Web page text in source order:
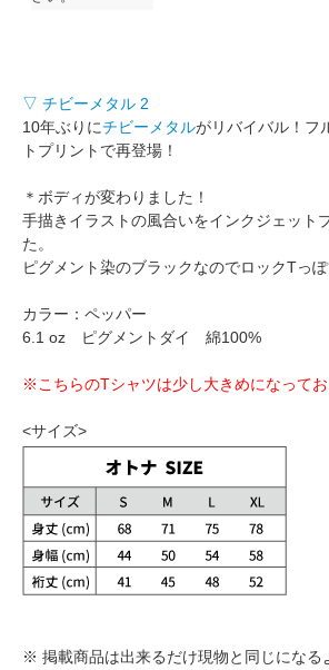
▽ チビーメタル 2
10年ぶりにチビーメタルがリバイバル！フ
トプリントで再登場！
＊ボディが変わりました！
手描きイラストの風合いをインクジェット
た。
ピグメント染のブラックなのでロックTっぽ
カラー：ペッパー
6.1 oz ピグメントダイ 綿100%
※こちらのTシャツは少し大きめになってお
<サイズ>
※ 掲載商品は出来るだけ現物と同じになる